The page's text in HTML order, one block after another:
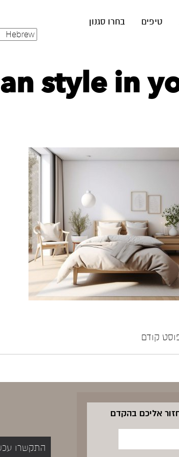
טיפים
בחרו סגנון
style in
קודם
אליכם בהקדם
התקשרו עכשיו 052-